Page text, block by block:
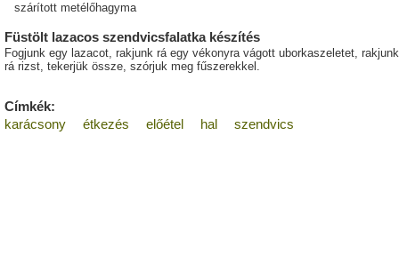
szárított metélőhagyma
Füstölt lazacos szendvicsfalatka készítés
Fogjunk egy lazacot, rakjunk rá egy vékonyra vágott uborkaszeletet, rakjunk
rá rizst, tekerjük össze, szórjuk meg fűszerekkel.
Címkék:
karácsony
étkezés előétel hal szendvics